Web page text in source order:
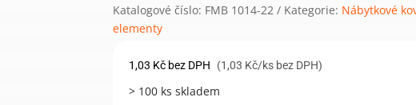
Katalogové číslo: FMB 1014-22 Kategorie: Nábytkové
elementy
1,03 Kč bez DPH (1,03 Kč/ks bez DPH)
> 100 ks skladem